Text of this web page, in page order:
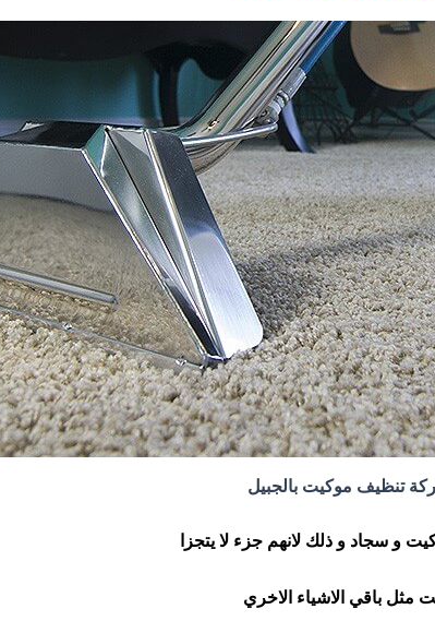
تنظيف موكيت بالجبيل
و سجاد و ذلك لانهم جزء لا يتجزا
باقي الاشياء الاخري